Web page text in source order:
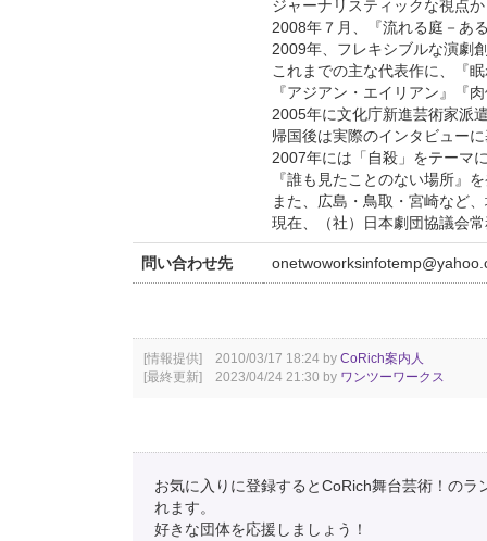
ジャーナリスティックな視点
2008年７月、『流れる庭－あ
2009年、フレキシブルな演劇
これまでの主な代表作に、『
『アジアン・エイリアン』『
2005年に文化庁新進芸術家派
帰国後は実際のインタビュー
2007年には「自殺」をテーマ
『誰も見たことのない場所』
また、広島・鳥取・宮崎など
現在、（社）日本劇団協議会
問い合わせ先
[情報提供] 2010/03/17 18:24 by CoRich案内人
[最終更新] 2023/04/24 21:30 by ワンツーワークス
お気に入りに登録するとCoRich舞台芸術！のラ
れます。
好きな団体を応援しましょう！